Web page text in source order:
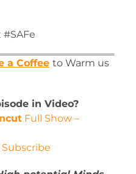
#SAFe
a Coffee to Warm us
in Video?
Full Show –
Subscribe